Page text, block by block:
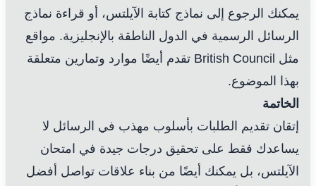
يمكنك الرجوع إلى نماذج كتابة الآيلتس، أو قراءة نماذج
الرسائل الرسمية في الدول الناطقة بالإنجليزية. مواقع
مثل British Council تقدم أيضًا موارد وتمارين متعلقة
بهذا الموضوع.
الخاتمة
إتقان تقديم الطلبات بأسلوب مهذب في الرسائل لا
يساعدك فقط على تحقيق درجات جيدة في امتحان
الآيلتس، بل يمكنك أيضًا من بناء علاقات تواصل أفضل